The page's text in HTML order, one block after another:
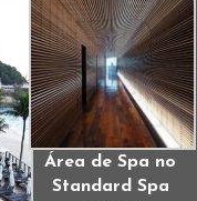
Área de Spa no
Standard Spa